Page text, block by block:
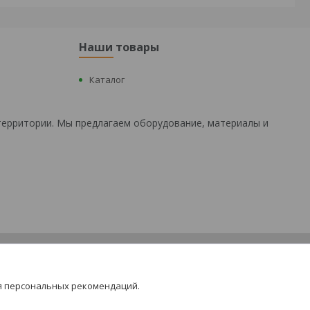
Наши товары
Каталог
Мы предлагаем оборудование, материалы и
персональных рекомендаций.